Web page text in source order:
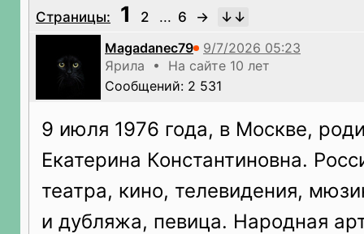
Страницы: 1 2 ... 6
→
Magadanec79
Ярила • На сайте 10 лет
Сообщений: 2 531
9 июля 1976 года, в Москве,
Екатерина Константиновна.
театра, кино, телевидения,
и дубляжа, певица. Народная